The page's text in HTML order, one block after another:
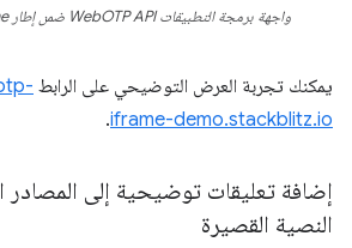
واجهة برمجة التطبيقات WebOTP API ضمن إطار iframe قيد الاستخدام.
يمكنك تجربة العرض التوضيحي على الرابط
iframe-demo.stackblitz.io
.
إضافة تعليقات توضيحية إلى المصادر
النصية القصيرة